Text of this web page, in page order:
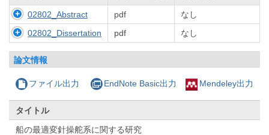
02802_Abstract pdf
なし
02802_Dissertation
pdf なし
論文情報
ファイル出力 EndNote Basic出力 Mendeley出力
タイトル
船の最適変針操舵系に関する研究